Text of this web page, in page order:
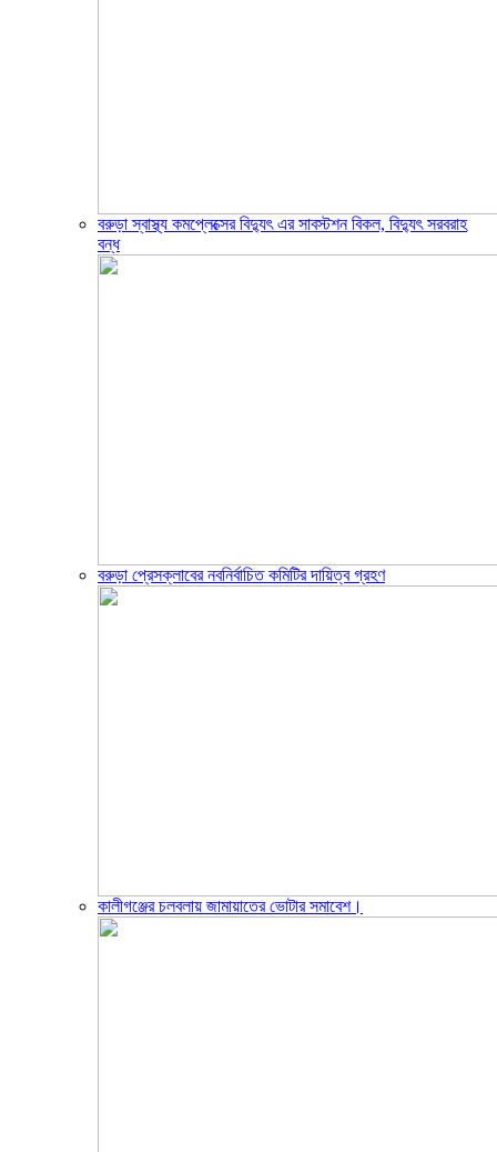
বরুড়া স্বাস্থ্য কমপ্লেক্সের বিদ্যুৎ এর সাবস্টশন বিকল, বিদ্যুৎ সরবরাহ
বন্ধ
বরুড়া প্রেসক্লাবের নবনির্বাচিত কমিটির দায়িত্ব গ্রহণ
কালীগঞ্জের চলবলায় জামায়াতের ভোটার সমাবেশ।